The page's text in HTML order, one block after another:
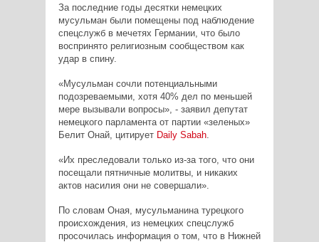
За последние годы десятки немецких
мусульман были помещены под наблюдение
спецслужб в мечетях Германии, что было
воспринято религиозным сообществом как
удар в спину.
«Мусульман сочли потенциальными
подозреваемыми, хотя 40% дел по меньшей
мере вызывали вопросы», - заявил депутат
немецкого парламента от партии «зеленых»
Белит Онай, цитирует Daily Sabah.
«Их преследовали только из-за того, что они
посещали пятничные молитвы, и никаких
актов насилия они не совершали».
По словам Оная, мусульманина турецкого
происхождения, из немецких спецслужб
просочилась информация о том, что в Нижней